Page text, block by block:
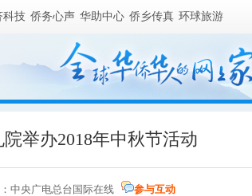
科技 侨务心声 华助中心 侨乡传真 环球旅游
举办2018年中秋节活动
中央广电总台国际在线 参与互动